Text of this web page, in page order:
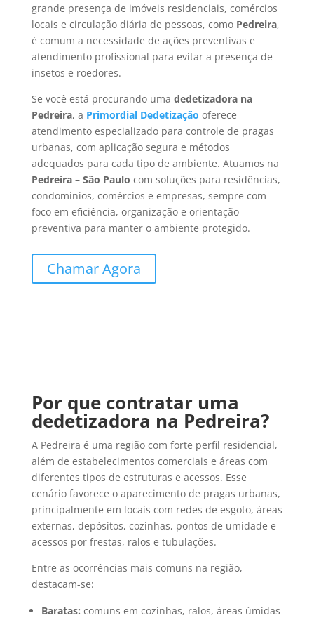
grande presença de imóveis residenciais, comércios
locais e circulação diária de pessoas, como Pedreira,
é comum a necessidade de ações preventivas e
atendimento profissional para evitar a presença de
insetos e roedores.
Se você está procurando uma dedetizadora na
Pedreira, a Primordial Dedetização oferece
atendimento especializado para controle de pragas
urbanas, com aplicação segura e métodos
adequados para cada tipo de ambiente. Atuamos na
Pedreira – São Paulo com soluções para residências,
condomínios, comércios e empresas, sempre com
foco em eficiência, organização e orientação
preventiva para manter o ambiente protegido.
Chamar Agora
Por que contratar uma
dedetizadora na Pedreira?
A Pedreira é uma região com forte perfil residencial,
além de estabelecimentos comerciais e áreas com
diferentes tipos de estruturas e acessos. Esse
cenário favorece o aparecimento de pragas urbanas,
principalmente em locais com redes de esgoto, áreas
externas, depósitos, cozinhas, pontos de umidade e
acessos por frestas, ralos e tubulações.
Entre as ocorrências mais comuns na região,
destacam-se:
Baratas: comuns em cozinhas, ralos, áreas úmidas